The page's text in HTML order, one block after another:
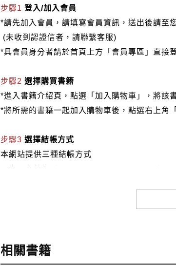
步驟1 登入/加入會員
*請先加入會員，請填寫會員資訊，送出後請至
(未收到認證信者，請聯繫客服)
*具會員身分者請於首頁上方「會員專區」直接
步驟2 選擇購買書籍
*進入書籍介紹頁，點選「加入購物車」，將該
*將所需的書籍一起加入購物車後，點選右上角
步驟3 選擇結帳方式
本網站提供三種結帳方式
3.郵局劃撥: 選擇郵局劃撥時，請於三日內至郵
訂購完成後，可至會員專區查詢「我的訂單」，
相關書籍